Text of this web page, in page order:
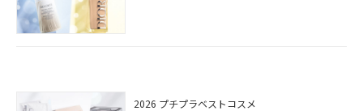
2026 プチプラベストコスメ